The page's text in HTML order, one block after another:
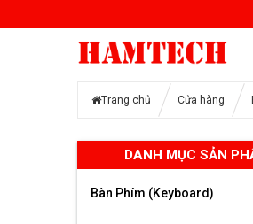
Trang chủ Cửa hàng
DANH MỤC SẢN
Bàn Phím (Keyboard)